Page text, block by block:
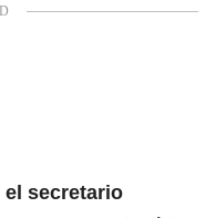
el secretario